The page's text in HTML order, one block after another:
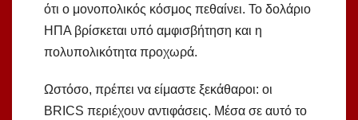
ότι ο μονοπολικός κόσμος πεθαίνει. Το δολάριο
ΗΠΑ βρίσκεται υπό αμφισβήτηση και η
πολυπολικότητα προχωρά.
Ωστόσο, πρέπει να είμαστε ξεκάθαροι: οι
BRICS περιέχουν αντιφάσεις. Μέσα σε αυτό το